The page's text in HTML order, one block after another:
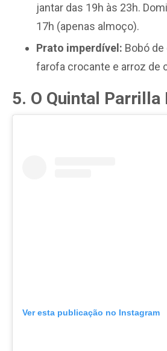
jantar das 19h às 23h.
17h (apenas almoço).
Prato imperdível: Bobó
farofa crocante e arroz de
5. O Quintal Parrilla
Ver esta publicação no Instagram